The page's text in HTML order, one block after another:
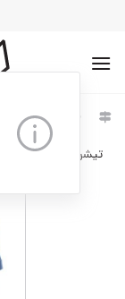
بروید
تیشرت زنانه کدW08536-004